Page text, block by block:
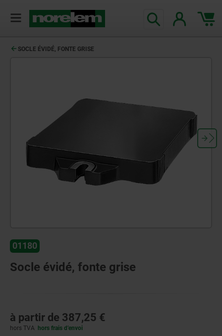
SOCLE ÉVIDÉ, FONTE GRISE
01180
Socle évidé, fonte grise
à partir de 387,25 €
hors TVA hors frais d’envoi